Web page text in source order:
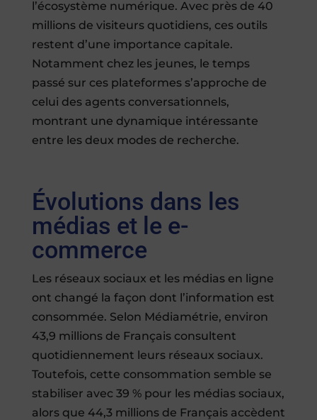
l’écosystème numérique. Avec près de 40
millions de visiteurs quotidiens, ces outils
restent d’une importance capitale.
Notamment chez les jeunes, le temps
passé sur ces plateformes s’approche de
celui des agents conversationnels,
montrant une dynamique intéressante
entre les deux modes de recherche.
Évolutions dans les
médias et le e-
commerce
Les réseaux sociaux et les médias en ligne
ont changé la façon dont l’information est
consommée. Selon Médiamétrie, environ
43,9 millions de Français consultent
quotidiennement leurs réseaux sociaux.
Toutefois, cette consommation semble se
stabiliser avec 39 % pour les médias sociaux,
alors que 44,3 millions de Français accèdent